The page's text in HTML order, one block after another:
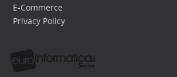
E-Commerce
Privacy Policy